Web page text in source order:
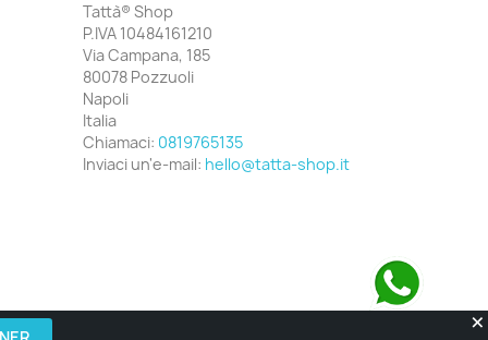
Tattà® Shop
P.IVA 10484161210
Via Campana, 185
80078 Pozzuoli
Napoli
Italia
Chiamaci: 0819765135
Inviaci un'e-mail: hello@tatta-shop.it
Contattaci su WhatsApp